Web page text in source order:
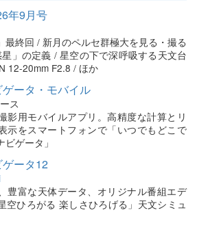
年9月号
最終回 / 新月のペルセ群極大を見る・撮る
」の定義 / 星空の下で深呼吸する天文台
12-20mm F2.8 / ほか
ータ・モバイル
ス
影用モバイルアプリ。高精度な計算とリ
示をスマートフォンで「いつでもどこで
ゲータ」
ータ12
豊富な天体データ、オリジナル番組エデ
空ひろがる 楽しさひろげる」天文シミュ